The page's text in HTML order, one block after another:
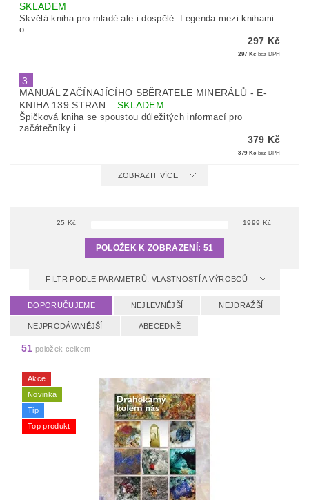
SKLADEM
Skvělá kniha pro mladé ale i dospělé. Legenda mezi knihami
o...
297 Kč
297 Kč bez DPH
3.
MANUÁL ZAČÍNAJÍCÍHO SBĚRATELE MINERÁLŮ - E-
KNIHA 139 STRAN– SKLADEM
Špičková kniha se spoustou důležitých informací pro
začátečníky i...
379 Kč
379 Kč bez DPH
ZOBRAZIT VÍCE
25 Kč 1999 Kč
POLOŽEK K ZOBRAZENÍ: 51
FILTR PODLE PARAMETRŮ, VLASTNOSTÍ A VÝROBCŮ
DOPORUČUJEME NEJLEVNĚJŠÍ NEJDRAŽŠÍ
NEJPRODÁVANĚJŠÍ ABECEDNĚ
51 položek celkem
Akce
Novinka
Tip
Top produkt